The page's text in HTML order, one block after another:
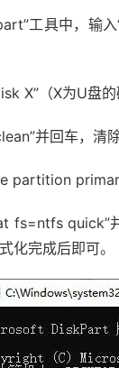
工具中，输
X”（X为U盘的
并回车，清
partition
fs=ntfs quick”
化完成后即可。